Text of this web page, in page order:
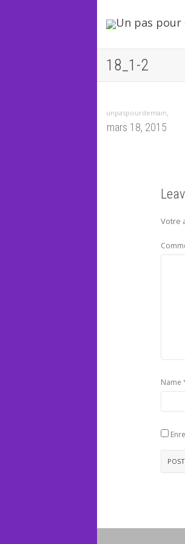
18_1-2
unpaspourdemain,
mars 18, 2015
Votre
Name